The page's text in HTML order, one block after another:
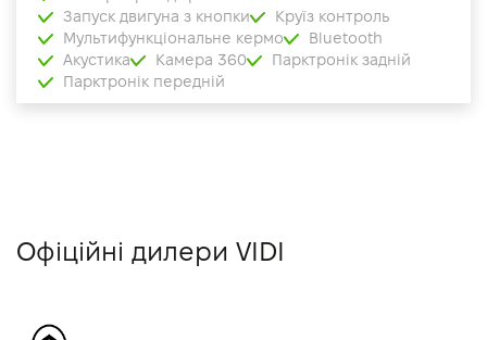
Запуск двигуна з кнопки
Круїз контроль
Мультифункціональне кермо
Bluetooth
Акустика
Камера 360
Парктронік задній
Парктронік передній
Офіційні дилери VIDI